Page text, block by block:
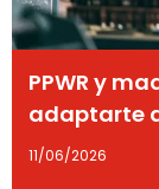
PPWR y
adaptarte
11/06/2026